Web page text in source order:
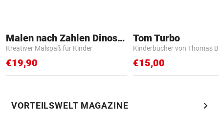
Malen nach Zahlen Dinosaurier
Kreativer Malspaß für Kinder
€19,90
Tom Turbo
Kinderbücher von Thomas
€15,00
VORTEILSWELT MAGAZINE chevron_right